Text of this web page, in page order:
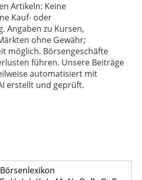
Artikeln: Keine
Kauf- oder
Angaben zu Kursen,
ohne Gewähr;
möglich. Börsengeschäfte
führen. Unsere Beiträge
automatisiert mit
erstellt und geprüft.
Börsenlexikon